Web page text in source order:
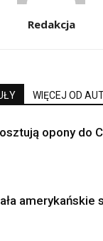
Redakcja
WIĘCEJ OD
opony do
amerykańskie